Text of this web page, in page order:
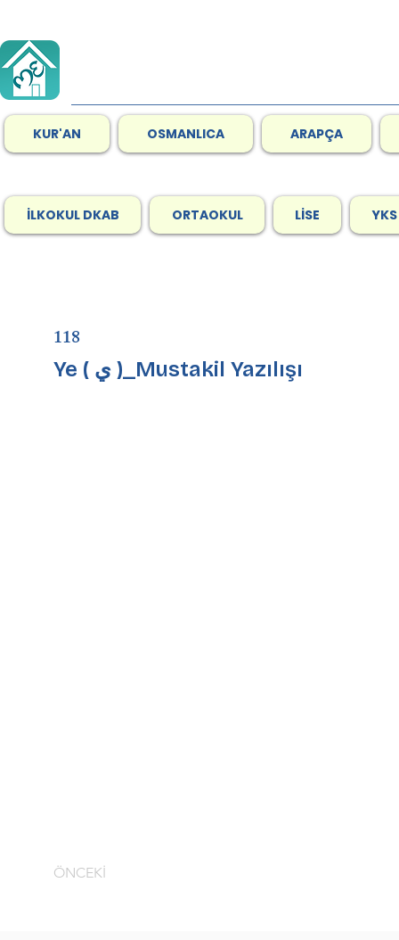
KUR'AN OSMANLICA ARAPÇA
İLKOKUL DKAB ORTAOKUL LİSE
118
Ye ( ي )_Mustakil Yazılışı
ÖNCEKİ